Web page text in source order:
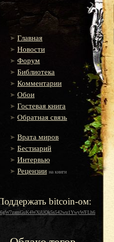
Главная
Новости
Форум
Библиотека
Комментарии
Обои
Гостевая книга
Обратная связь
Врата миров
Бестиарий
Интервью
Рецензии на книги
bitcoin-ом: